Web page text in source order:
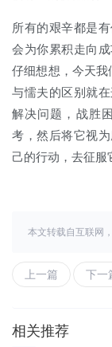
所有的艰辛都是
会为你累积走向
仔细想想，今天
与懦夫的区别就
解决问题，战胜
考，然后将它视
己的行动，去征服
本文转载自互联网
上一篇 下一
相关推荐